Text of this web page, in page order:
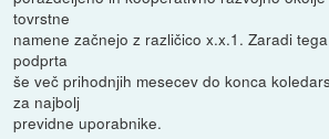
tovrstne
namene začnejo z različico x.x.1. Zaradi
podprta
še več prihodnjih mesecev do konca
za najbolj
previdne uporabnike.